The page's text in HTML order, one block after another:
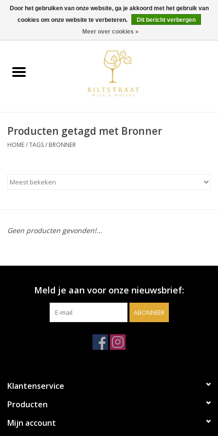
0 Artikelen - €0,00
Wijn
Gin & Tonic
Gedestilleerd
Accessoires
Relatiegeschenken
Producten getagd met Bronner
HOME/TAGS/ BRONNER
Geen producten gevonden!...
Meld je aan voor onze nieuwsbrief:
ABONNEER
Klantenservice
Producten
Mijn account
Door het gebruiken van onze website, ga je akkoord met het gebruik van
cookies om onze website te verbeteren.
Dit bericht verbergen
Meer over cookies »